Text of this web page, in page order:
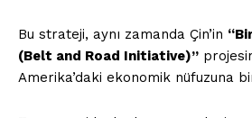
Bu strateji, aynı zamanda Çin’in
(Belt and Road Initiative)”
Amerika’daki ekonomik nüfuzuna